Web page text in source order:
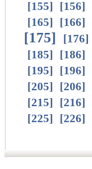
[155] [156]
[165] [166]
[175] [176]
[185] [186]
[195] [196]
[205] [206]
[215] [216]
[225] [226]